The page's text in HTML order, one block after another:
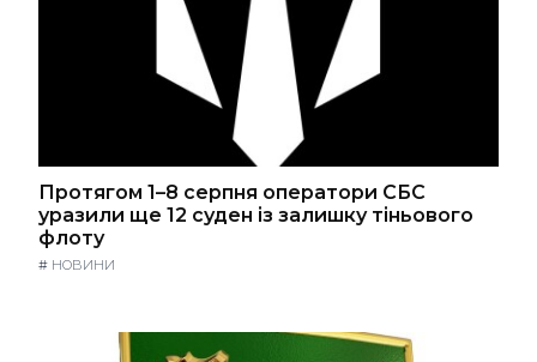
Протягом 1–8 серпня оператори СБС
уразили ще 12 суден із залишку тіньового
флоту
# НОВИНИ